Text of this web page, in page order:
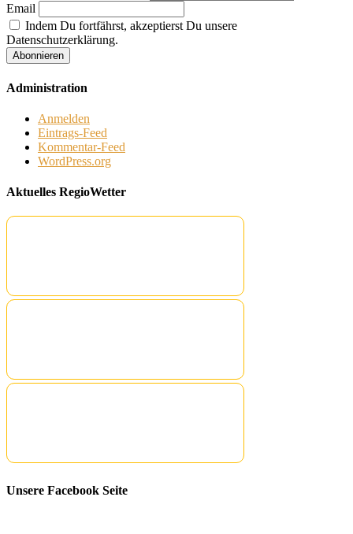
Email
Indem Du fortfährst, akzeptierst Du unsere
Datenschutzerklärung.
Administration
Anmelden
Eintrags-Feed
Kommentar-Feed
WordPress.org
Aktuelles RegioWetter
Unsere Facebook Seite